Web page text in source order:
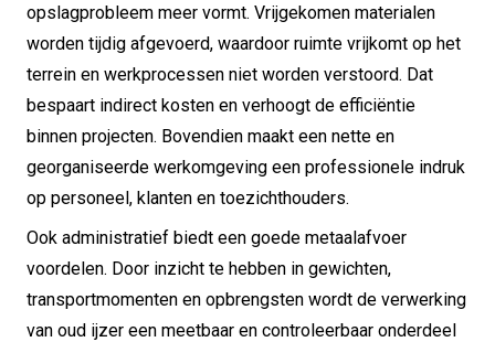
opslagprobleem meer vormt. Vrijgekomen materialen
worden tijdig afgevoerd, waardoor ruimte vrijkomt op het
terrein en werkprocessen niet worden verstoord. Dat
bespaart indirect kosten en verhoogt de efficiëntie
binnen projecten. Bovendien maakt een nette en
georganiseerde werkomgeving een professionele indruk
op personeel, klanten en toezichthouders.
Ook administratief biedt een goede metaalafvoer
voordelen. Door inzicht te hebben in gewichten,
transportmomenten en opbrengsten wordt de verwerking
van oud ijzer een meetbaar en controleerbaar onderdeel